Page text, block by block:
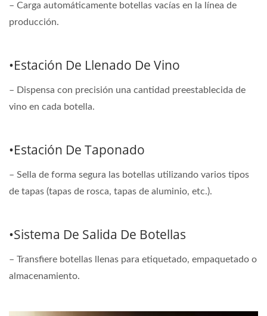
– Carga automáticamente botellas vacías en la línea de
producción.
•Estación De Llenado De Vino
– Dispensa con precisión una cantidad preestablecida de
vino en cada botella.
•Estación De Taponado
– Sella de forma segura las botellas utilizando varios tipos
de tapas (tapas de rosca, tapas de aluminio, etc.).
•Sistema De Salida De Botellas
– Transfiere botellas llenas para etiquetado, empaquetado o
almacenamiento.